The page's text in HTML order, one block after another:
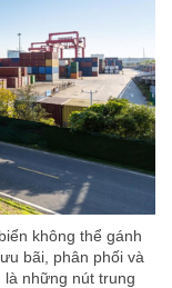
không thể gánh
bãi, phân phối và
là những nút trung